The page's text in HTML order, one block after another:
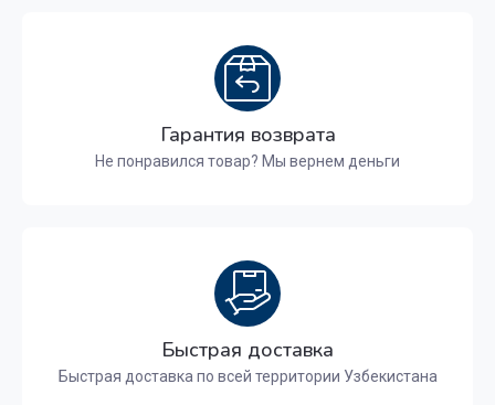
Гарантия возврата
Не понравился товар? Мы вернем деньги
Быстрая доставка
Быстрая доставка по всей территории Узбекистана